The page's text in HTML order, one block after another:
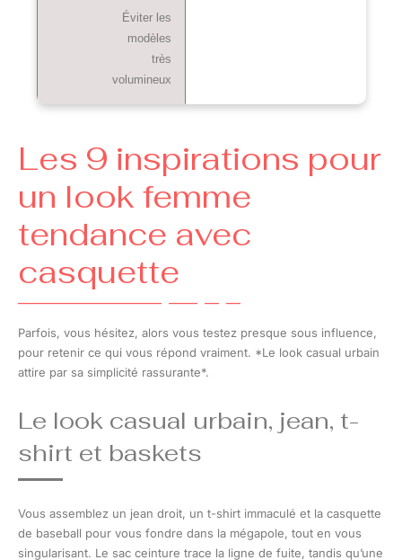
Éviter les
modèles
très
volumineux
Les 9 inspirations pour
un look femme
tendance avec
casquette
Parfois, vous hésitez, alors vous testez presque sous influence,
pour retenir ce qui vous répond vraiment. *Le look casual urbain
attire par sa simplicité rassurante*.
Le look casual urbain, jean, t-
shirt et baskets
Vous assemblez un jean droit, un t-shirt immaculé et la casquette
de baseball pour vous fondre dans la mégapole, tout en vous
singularisant. Le sac ceinture trace la ligne de fuite, tandis qu’une